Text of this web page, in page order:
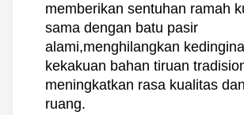
memberikan sentuhan ramah
sama dengan batu pasir
alami,menghilangkan
kekakuan bahan tiruan
meningkatkan rasa kualitas
ruang.